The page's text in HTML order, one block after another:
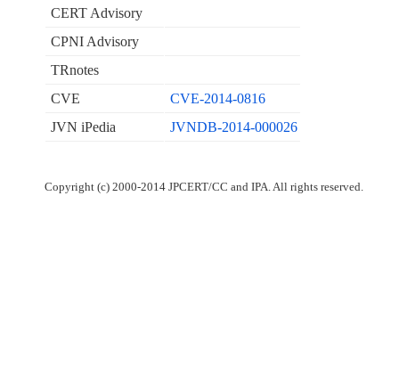
CERT Advisory
CPNI Advisory
TRnotes
CVE
CVE-2014-0816
JVN iPedia
JVNDB-2014-000026
Copyright (c) 2000-2014 JPCERT/CC and IPA. All rights reserved.